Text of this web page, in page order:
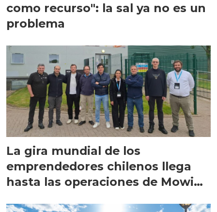
como recurso": la sal ya no es un
problema
La gira mundial de los
emprendedores chilenos llega
hasta las operaciones de Mowi